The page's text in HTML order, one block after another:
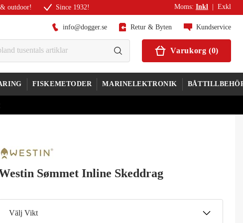
outdoor! Since 1932! Moms: Inkl Exkl
info@dogger.se Retur & Byten Kundservice
Varukorg (0)
FISKEMETODER MARINELEKTRONIK
Sømmet Inline Skeddrag
Välj Vikt